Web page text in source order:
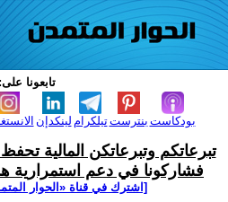
تابعونا على:
لينكدإن تيلكرامبنترست بودكاست
تبرعاتكم وتبرعاتكن المالية
فشاركونا في دعم استمرارية
[اشترك في قناة ‫«الحوار